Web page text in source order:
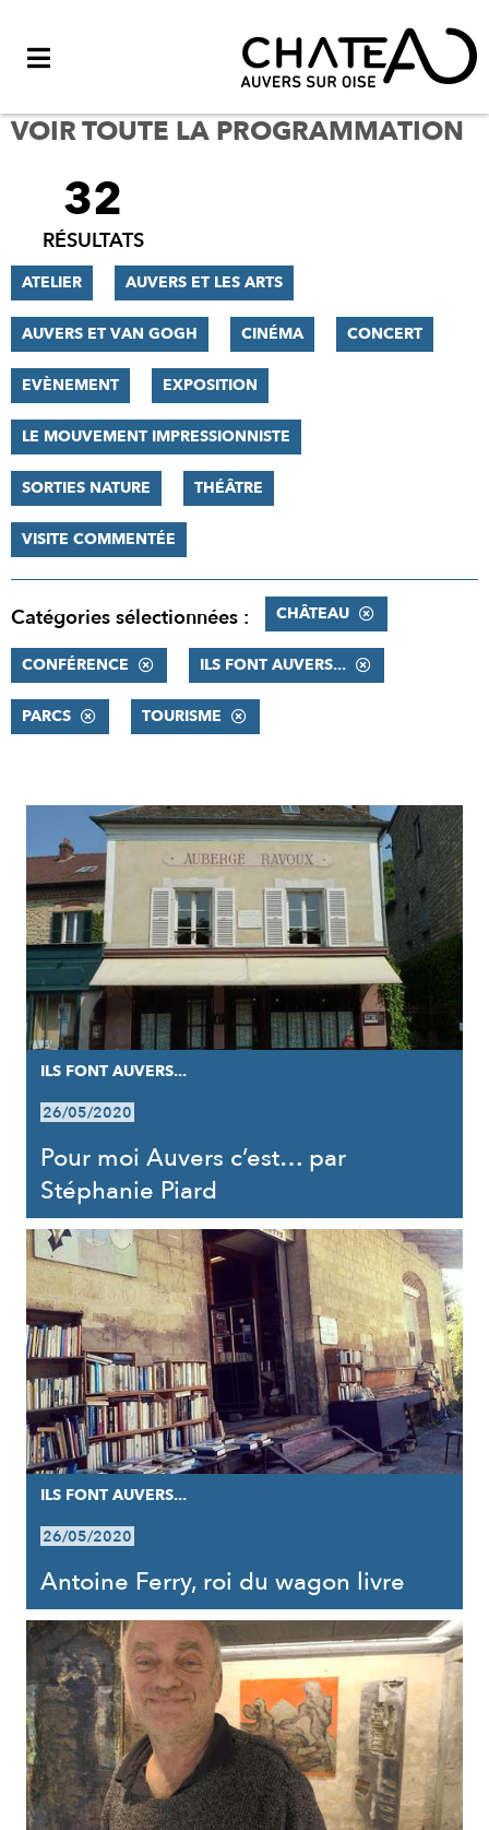
VOIR TOUTE LA PROGRAMMATION
FILTRER
RÉSULTATS
32
RÉSULTATS
ATELIER AUVERS ET LES ARTS
AUVERS ET VAN GOGH CINÉMA CONCERT
EVÈNEMENT EXPOSITION
LE MOUVEMENT IMPRESSIONNISTE
SORTIES NATURE THÉÂTRE
VISITE COMMENTÉE
Catégories sélectionnées : CHÂTEAU
CONFÉRENCE ILS FONT AUVERS...
PARCS TOURISME
RÉSULTATS
ILS FONT AUVERS...
26/05/2020
Pour moi Auvers c’est… par
Stéphanie Piard
ILS FONT AUVERS...
26/05/2020
Antoine Ferry, roi du wagon livre